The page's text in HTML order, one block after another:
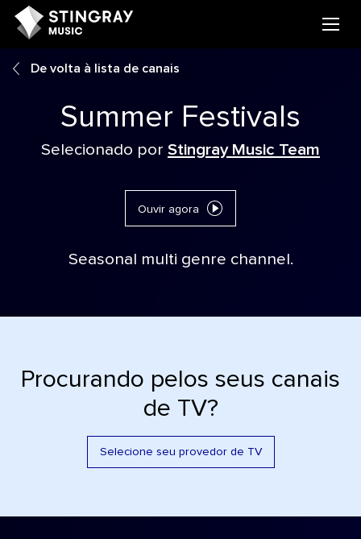
De volta à lista de canais
Summer Festivals
Selecionado por Stingray Music Team
Ouvir agora
Seasonal multi genre channel.
Procurando pelos seus canais
de TV?
Selecione seu provedor de TV